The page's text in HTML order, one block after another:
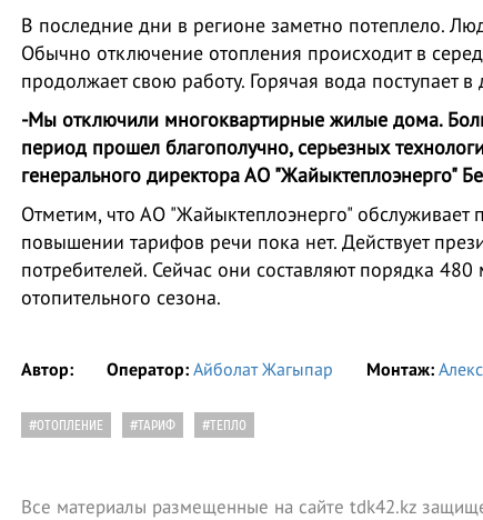
В последние дни в регионе заметно потеплело.
Обычно отключение отопления происходит в
продолжает свою работу. Горячая вода поступает в
-Мы отключили многоквартирные жилые дома.
период прошел благополучно, серьезных
генерального директора АО "Жайыктеплоэнерго"
Отметим, что АО "Жайыктеплоэнерго" обслуживает
повышении тарифов речи пока нет. Действует
потребителей. Сейчас они составляют порядка
отопительного сезона.
Автор: Оператор: Айболат Жагыпар Монтаж:
#ОТОПЛЕНИЕ #ТАРИФ #ТЕПЛО
Все материалы размещенные на сайте tdk42.kz